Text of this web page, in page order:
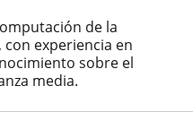
de la
experiencia en
sobre el
media.